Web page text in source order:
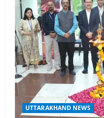
UTTARAKHAND NEWS